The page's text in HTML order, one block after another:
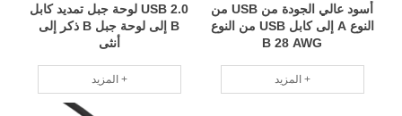
USB 2.0 لوحة جبل تمديد كابل
B إلى لوحة جبل B ذكر إلى
أنثى
المزيد +
أسود عالي الجودة من USB من
النوع A إلى كابل USB من النوع
B 28 AWG
المزيد +